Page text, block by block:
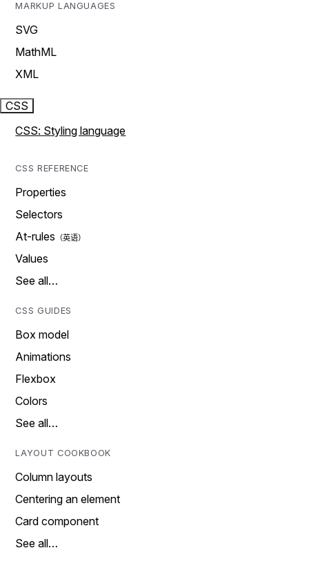
MARKUP LANGUAGES
SVG
MathML
XML
CSS
CSS: Styling language
CSS REFERENCE
Properties
Selectors
At-rules
Values
See all…
CSS GUIDES
Box model
Animations
Flexbox
Colors
See all…
LAYOUT COOKBOOK
Column layouts
Centering an element
Card component
See all…